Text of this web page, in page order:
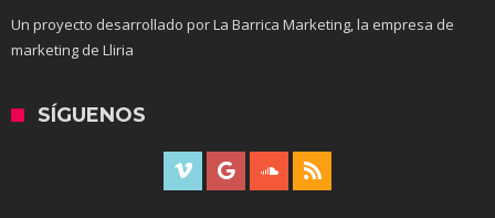
Un proyecto desarrollado por La Barrica Marketing, la empresa de
marketing de Lliria
SÍGUENOS